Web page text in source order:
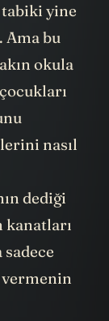
tabiki yine
Ama bu
okula
nasıl
dediği